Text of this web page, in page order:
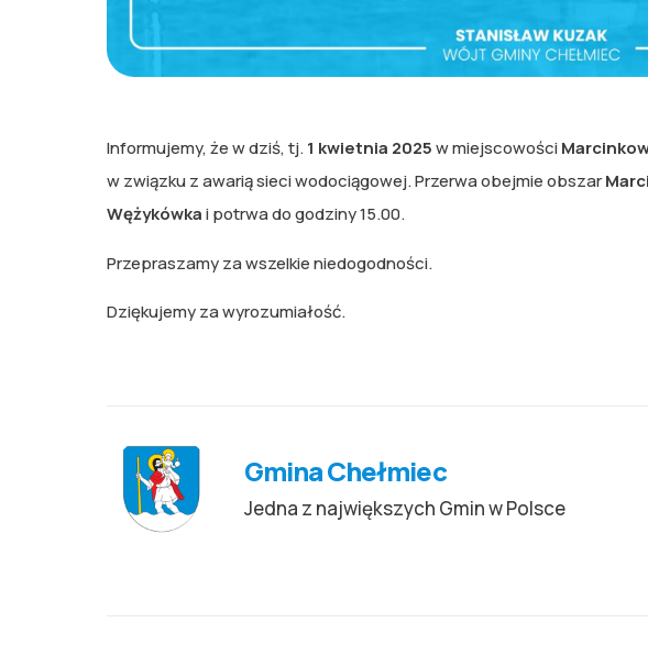
Informujemy, że w dziś, tj.1 kwietnia 2025w miejscowości
w związku z awarią sieci wodociągowej. Przerwa obejmie obszar
Wężykówkai potrwa do godziny 15.00.
Przepraszamy za wszelkie niedogodności.
Dziękujemy za wyrozumiałość.
Gmina Chełmiec
Jedna z największych Gmin w Polsce